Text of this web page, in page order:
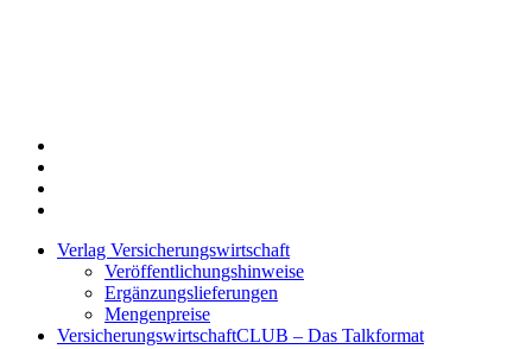
Verlag Versicherungswirtschaft
Veröffentlichungshinweise
Ergänzungslieferungen
Mengenpreise
VersicherungswirtschaftCLUB – Das Talkformat